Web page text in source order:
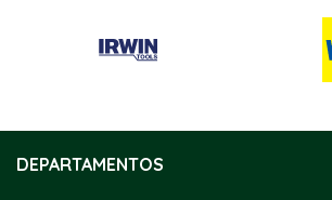
DEPARTAMENTOS